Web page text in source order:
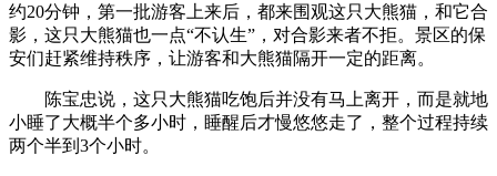
约20分钟，第一批游客上来后，都来围观这只大熊猫，和它合
影，这只大熊猫也一点“不认生”，对合影来者不拒。景区的保
安们赶紧维持秩序，让游客和大熊猫隔开一定的距离。
陈宝忠说，这只大熊猫吃饱后并没有马上离开，而是就地
小睡了大概半个多小时，睡醒后才慢悠悠走了，整个过程持续
两个半到3个小时。